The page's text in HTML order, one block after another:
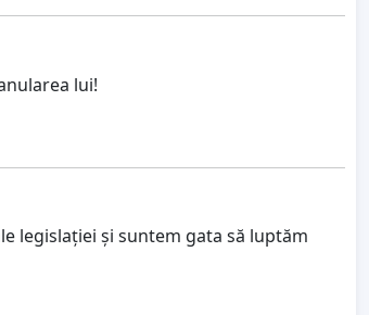
lui!
legislației și suntem gata să luptăm